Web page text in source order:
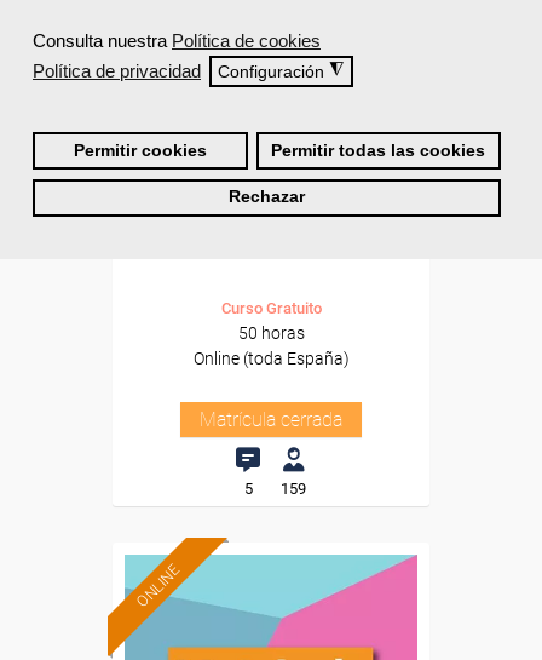
Consulta nuestra Política de cookies
Política de privacidad
Configuración ◮
Permitir cookies Permitir todas las cookies
Rechazar
Cursos Femxa
Operaciones generales de
Curso Gratuito
50 horas
Online (toda España)
Matrícula cerrada
5 159
ONLINE